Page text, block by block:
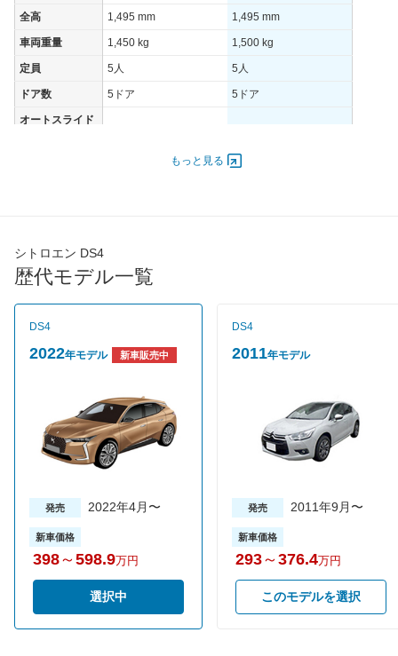
全高 1,495 mm 1,495 mm
車両重量 1,450 kg 1,500 kg
定員 5人 5人
ドア数 5ドア 5ドア
オートスライド
タイヤ
タイヤサイズ
タイヤサイズ
205/55R19
WLTCモード(市
街地)
14.5km/L 16.8km/L
WLTCモード(郊
17.3km/L
WLTCモード(高
速道路)
19.9km/L 23.9km/L
JC08モード 22.6km/L
1015モード -
-
装備詳細を見る
もっと見る
シトロエン DS4
歴代モデル一覧
DS4
2022年モデル 新車販売中
発売 2022年4月〜
新車価格
398～ 598.9万円
選択中
DS4
2011年モデル
発売 2011年9月〜
新車価格
293～ 376.4万円
このモデルを選択